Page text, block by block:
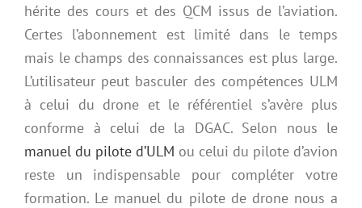
hérite des cours et des QCM issus de l’aviation.
Certes l’abonnement est limité dans le temps
mais le champs des connaissances est plus large.
L’utilisateur peut basculer des compétences ULM
à celui du drone et le référentiel s’avère plus
conforme à celui de la DGAC. Selon nous le
manuel du pilote d’ULM ou celui du pilote d’avion
reste un indispensable pour compléter votre
formation. Le manuel du pilote de drone nous a